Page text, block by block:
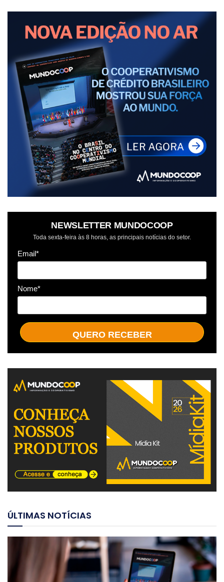
NEWSLETTER MUNDOCOOP
Toda sexta-feira às 8 horas, as principais notícias do setor.
Email*
Nome*
QUERO RECEBER
ÚLTIMAS NOTÍCIAS